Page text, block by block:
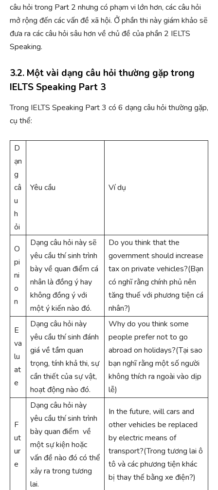
câu hỏi trong Part 2 nhưng có phạm vi lớn hơn, các câu hỏi
mở rộng đến các vấn đề xã hội. Ở phần thi này giám khảo sẽ
đưa ra các câu hỏi sâu hơn về chủ đề của phần 2 IELTS
Speaking.
3.2. Một vài dạng câu hỏi thường gặp trong
IELTS Speaking Part 3
Trong IELTS Speaking Part 3 có 6 dạng câu hỏi thường gặp,
cụ thể:
D
ạn
g
câ
u
h
ỏi
Yêu cầu Ví dụ
O
pi
ni
o
n
Dạng câu hỏi này sẽ
yêu cầu thí sinh trình
bày về quan điểm cá
nhân là đồng ý hay
không đồng ý với
một ý kiến nào đó.
Do you think that the
government should increase
tax on private vehicles?(Bạn
có nghĩ rằng chính phủ nên
tăng thuế với phương tiện cá
nhân?)
E
va
lu
at
e
Dạng câu hỏi này
yêu cầu thí sinh đánh
giá về tầm quan
trọng, tính khả thi, sự
cần thiết của sự vật,
hoạt động nào đó.
Why do you think some
people prefer not to go
abroad on holidays?(Tại sao
bạn nghĩ rằng một số người
không thích ra ngoài vào dịp
lễ)
F
ut
ur
e
Dạng câu hỏi này
yêu cầu thí sinh trình
bày quan điểm về
một sự kiện hoặc
vấn đề nào đó có thể
xảy ra trong tương
lai.
In the future, will cars and
other vehicles be replaced
by electric means of
transport?(Trong tương lai ô
tô và các phương tiện khác
bị thay thế bằng xe điện?)